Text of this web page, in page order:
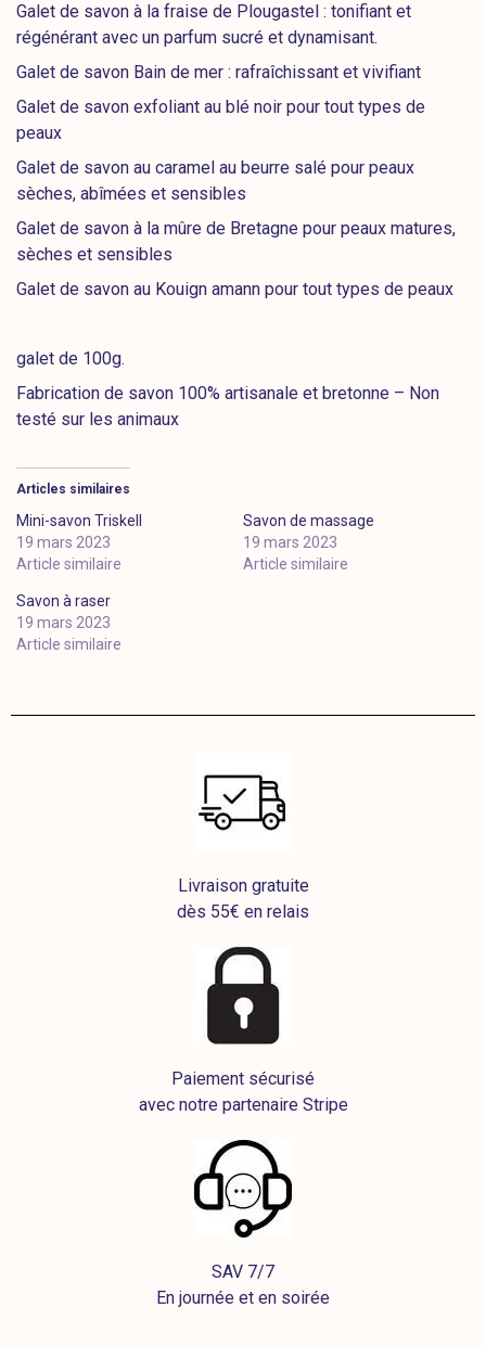
Galet de savon à la fraise de Plougastel : tonifiant et
régénérant avec un parfum sucré et dynamisant.
Galet de savon Bain de mer : rafraîchissant et vivifiant
Galet de savon exfoliant au blé noir pour tout types de
peaux
Galet de savon au caramel au beurre salé pour peaux
sèches, abîmées et sensibles
Galet de savon à la mûre de Bretagne pour peaux matures,
sèches et sensibles
Galet de savon au Kouign amann pour tout types de peaux
galet de 100g.
Fabrication de savon 100% artisanale et bretonne – Non
testé sur les animaux
Articles similaires
Mini-savon Triskell
19 mars 2023
Article similaire
Savon de massage
19 mars 2023
Article similaire
Savon à raser
19 mars 2023
Article similaire
Livraison gratuite
dès 55€ en relais
Paiement sécurisé
avec notre partenaire Stripe
SAV 7/7
En journée et en soirée